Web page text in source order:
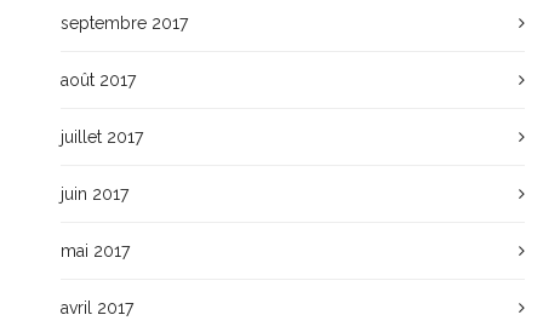
septembre 2017
août 2017
juillet 2017
juin 2017
mai 2017
avril 2017